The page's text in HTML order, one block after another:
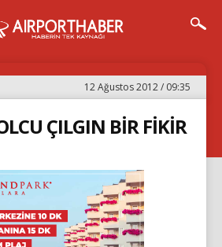
12 Ağustos 2012 / 09:35
ÇILGIN BİR FİKİR